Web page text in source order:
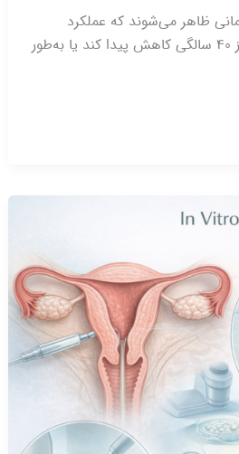
ظاهر می‌شوند که عملکرد
طبیعی تخمدان‌ها قبل از ۴۰ سالگی کاهش پیدا کند یا به‌طور